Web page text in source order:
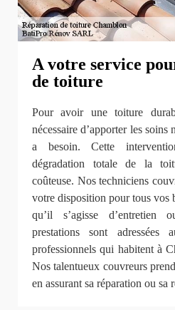
A votre service
de toiture
Pour avoir une toiture
nécessaire d’apporter les soins
a besoin. Cette
dégradation totale de la
coûteuse. Nos techniciens
votre disposition pour tous vos
qu’il s’agisse d’entretien
prestations sont
professionnels qui habitent à
Nos talentueux couvreurs
en assurant sa réparation ou sa